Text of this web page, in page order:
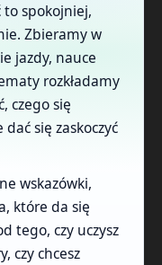
to spokojniej,
Zbieramy w
jazdy, nauce
rozkładamy
czego się
się zaskoczyć
wskazówki,
które da się
tego, czy uczysz
czy chcesz